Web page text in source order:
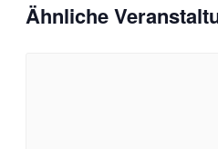
Ähnliche